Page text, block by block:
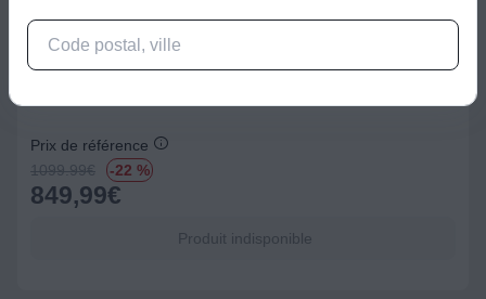
PC portable
Ordinateur portable LENOVO IdeaPad Slim 5 16AKP10 16
Prix de référence
1099.99€ -22 %
849,99€
Produit indisponible